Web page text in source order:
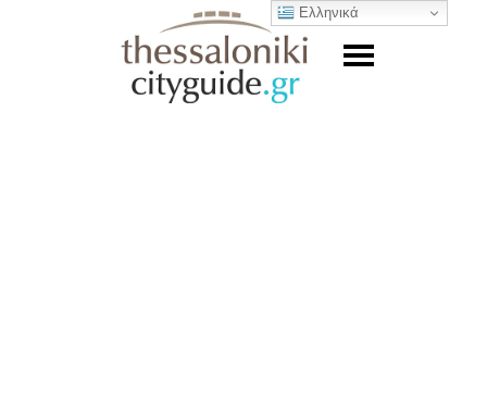
Ελληνικά